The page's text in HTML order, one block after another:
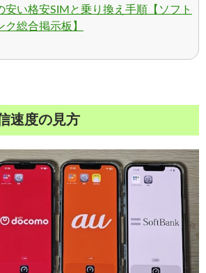
安い格安SIMと乗り換え手順【ソフト
ク総合掲示板】
速度の見方